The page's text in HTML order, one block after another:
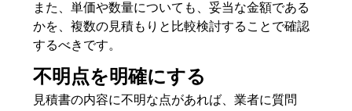
また、単価や数量についても、妥当な金額である
かを、複数の見積もりと比較検討することで確認
するべきです。
不明点を明確にする
見積書の内容に不明な点があれば、業者に質問